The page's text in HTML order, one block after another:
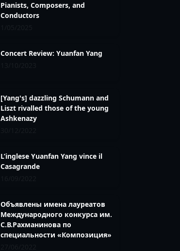
Pianists, Composers, and
Conductors
Concert Review: Yuanfan Yang
[Yang's] dazzling Schumann and
Liszt rivalled those of the young
Ashkenazy
L’inglese Yuanfan Yang vince il
Casagrande
Объявлены имена лауреатов
Международного конкурса им.
С.В.Рахманинова по
специальности «Композиция»